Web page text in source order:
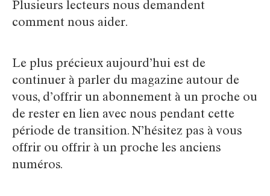
Plusieurs lecteurs nous demandent
comment nous aider.
Le plus précieux aujourd’hui est de
continuer à parler du magazine autour de
vous, d’offrir un abonnement à un proche ou
de rester en lien avec nous pendant cette
période de transition. N’hésitez pas à vous
offrir ou offrir à un proche les anciens
numéros.